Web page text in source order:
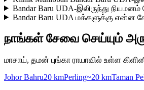
Bandar Baru UDA-இலிருந்து
Bandar Baru UDA மக்களுக்கு என்ன
நாங்கள் சேவை செய்யும்
மாசாய், தமன் புங்கா ராயாவில் உள்ள
Johor Bahru20 kmPerling~20 kmTaman